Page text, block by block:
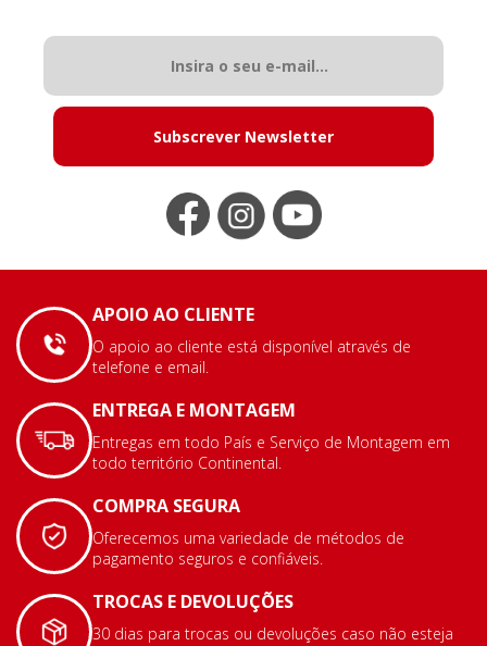
Subscrever Newsletter
APOIO AO CLIENTE
O apoio ao cliente está disponível através de
telefone e email.
ENTREGA E MONTAGEM
Entregas em todo País e Serviço de Montagem em
todo território Continental.
COMPRA SEGURA
Oferecemos uma variedade de métodos de
pagamento seguros e confiáveis.
TROCAS E DEVOLUÇÕES
30 dias para trocas ou devoluções caso não esteja